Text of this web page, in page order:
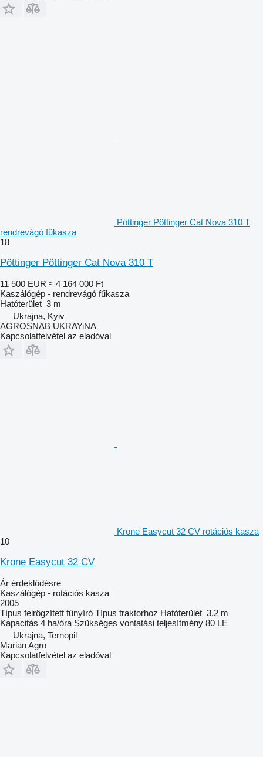
Pöttinger Pöttinger Cat Nova 310 T
rendrevágó fűkasza
18
Pöttinger Pöttinger Cat Nova 310 T
11 500 EUR ≈ 4 164 000 Ft
Kaszálógép - rendrevágó fűkasza
Hatóterület 3 m
Ukrajna, Kyiv
AGROSNAB UKRAYiNA
Kapcsolatfelvétel az eladóval
Krone Easycut 32 CV rotációs kasza
10
Krone Easycut 32 CV
Ár érdeklődésre
Kaszálógép - rotációs kasza
2005
Típus felrögzített fűnyíró Típus traktorhoz Hatóterület 3,2 m
Kapacitás 4 ha/óra Szükséges vontatási teljesítmény 80 LE
Ukrajna, Ternopil
Marian Agro
Kapcsolatfelvétel az eladóval